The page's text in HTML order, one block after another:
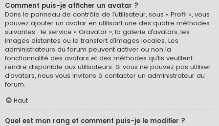
Comment puis-je afficher un avatar ?
Dans le panneau de contrôle de l’utilisateur, sous « Profil », vous
pouvez ajouter un avatar en utilisant une des quatre méthodes
suivantes : le service « Gravatar », la galerie d’avatars, les
images distantes ou le transfert d’images locales. Les
administrateurs du forum peuvent activer ou non la
fonctionnalité des avatars et des méthodes qu’ils veuillent
rendre disponible aux utilisateurs. Si vous ne pouvez pas utiliser
d’avatars, nous vous invitons à contacter un administrateur du
forum.
Haut
Quel est mon rang et comment puis-je le modifier ?